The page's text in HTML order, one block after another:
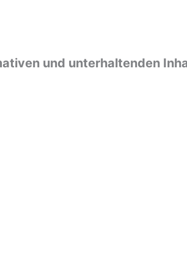
und unterhaltenden